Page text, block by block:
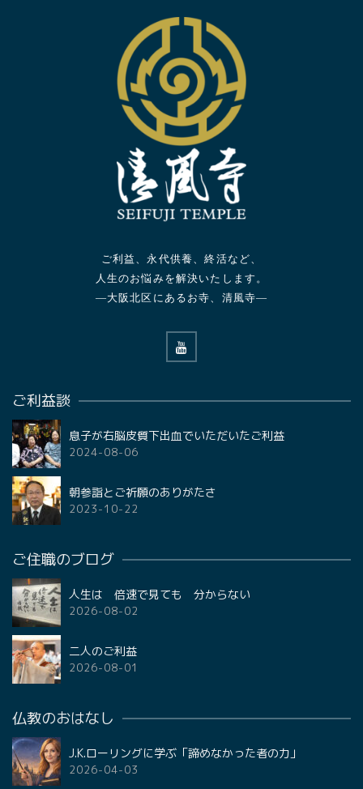
ご利益、永代供養、終活など、
人生のお悩みを解決いたします。
—大阪北区にあるお寺、清風寺—
ご利益談
息子が右脳皮質下出血でいただいたご利益
2024-08-06
朝参詣とご祈願のありがたさ
2023-10-22
ご住職のブログ
人生は 倍速で見ても 分からない
2026-08-02
二人のご利益
2026-08-01
仏教のおはなし
J.K.ローリングに学ぶ「諦めなかった者の力」
2026-04-03